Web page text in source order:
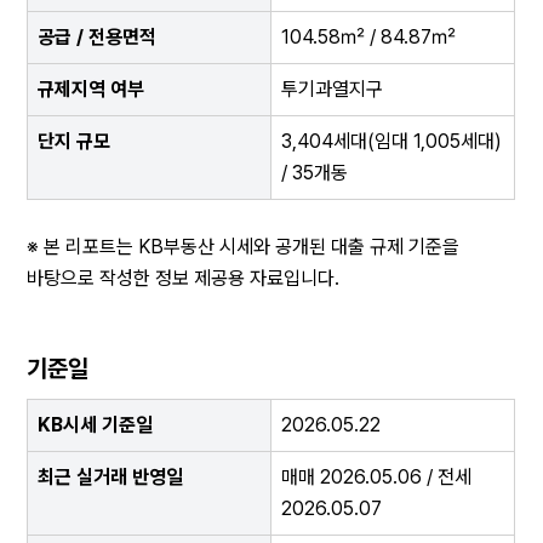
공급 / 전용면적 104.58㎡ / 84.87㎡
규제지역 여부 투기과열지구
단지 규모
3,404세대(임대 1,005세대)
/ 35개동
※ 본 리포트는 KB부동산 시세와 공개된 대출 규제 기준을
바탕으로 작성한 정보 제공용 자료입니다.
기준일
KB시세 기준일 2026.05.22
최근 실거래 반영일
매매 2026.05.06 / 전세
2026.05.07